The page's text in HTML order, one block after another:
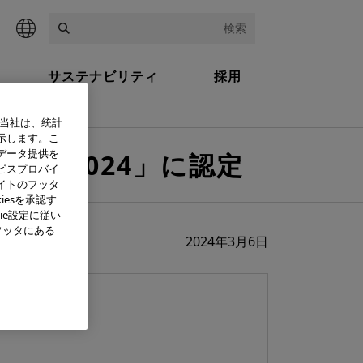
検索
サステナビリティ 採用
ー2024」に認定
2024年3月6日
社は、統計
します。こ
ータ提供を
スプロバイ
トのフッタ
を承認す
設定に従い
タにある